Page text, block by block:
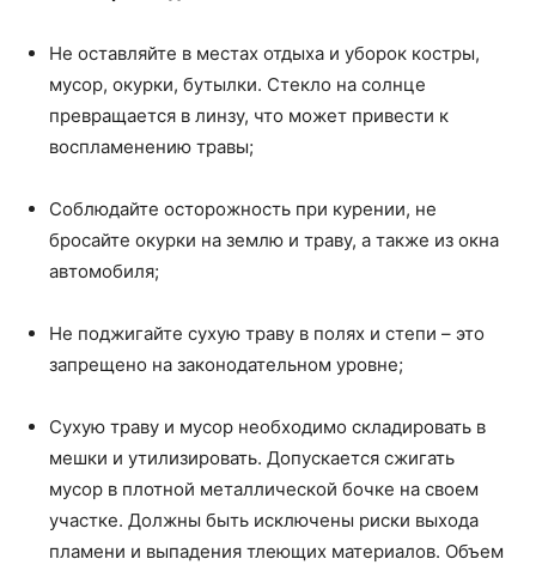
Не оставляйте в местах отдыха и уборок костры,
мусор, окурки, бутылки. Стекло на солнце
превращается в линзу, что может привести к
воспламенению травы;
Соблюдайте осторожность при курении, не
бросайте окурки на землю и траву, а также из окна
автомобиля;
Не поджигайте сухую траву в полях и степи – это
запрещено на законодательном уровне;
Сухую траву и мусор необходимо складировать в
мешки и утилизировать. Допускается сжигать
мусор в плотной металлической бочке на своем
участке. Должны быть исключены риски выхода
пламени и выпадения тлеющих материалов. Объем